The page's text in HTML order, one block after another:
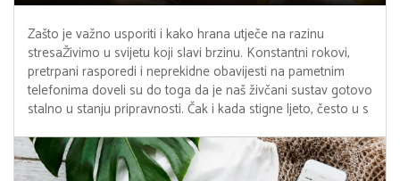
Zašto je važno usporiti i kako hrana utječe na razinu
stresaŽivimo u svijetu koji slavi brzinu. Konstantni rokovi,
pretrpani rasporedi i neprekidne obavijesti na pametnim
telefonima doveli su do toga da je naš živčani sustav gotovo
stalno u stanju pripravnosti. Čak i kada stigne ljeto, često u s